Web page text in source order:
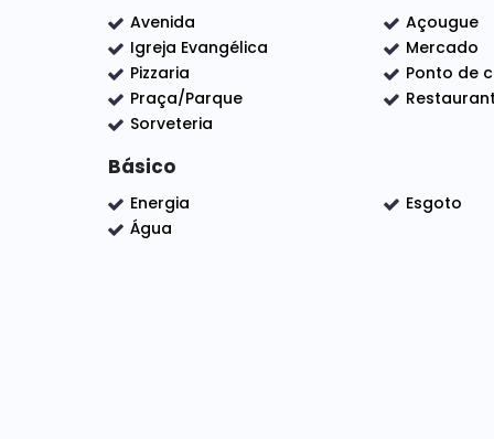
Estamos a Disposição para lhe atender,
Avenida
Açougue
Igreja Evangélica
Mercado
Pizzaria
Ponto de
Praça/Parque
Sorveteria
Básico
Energia
Esgoto
Água